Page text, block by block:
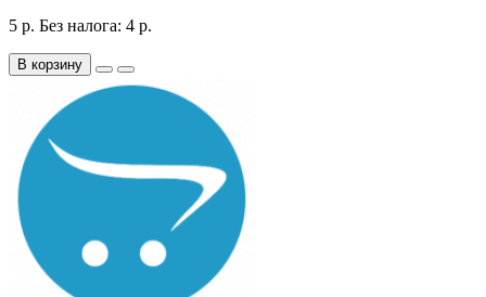
5 р. Без налога: 4 р.
В корзину